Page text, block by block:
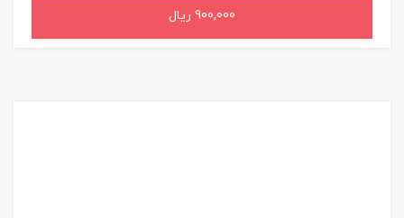
900,000 ریال
افزودن به سبد خرید